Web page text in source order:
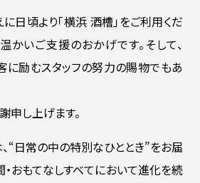
日頃より「横浜 酒槽」をご利用くだ
かいご支援のおかげです。そして、
に励むスタッフの努力の賜物でもあ
申し上げます。
“日常の中の特別なひととき”をお届
・おもてなしすべてにおいて進化を続